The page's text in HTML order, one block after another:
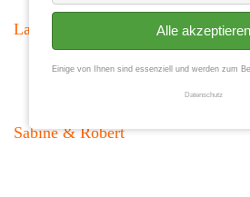
Laura & Ümit
Sabine & Robert
Alle akzeptieren
Einige von Ihnen sind essenziell und werden zum
Datenschutz